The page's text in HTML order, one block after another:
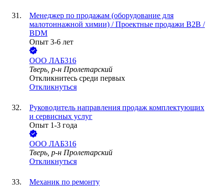
Менеджер по продажам (оборудование для
малотоннажной химии) / Проектные продажи B2B /
BDM
Опыт 3-6 лет
ООО ЛАБ316
Тверь, р-н Пролетарский
Откликнитесь среди первых
Откликнуться
Руководитель направления продаж комплектующих
и сервисных услуг
Опыт 1-3 года
ООО ЛАБ316
Тверь, р-н Пролетарский
Откликнуться
Механик по ремонту